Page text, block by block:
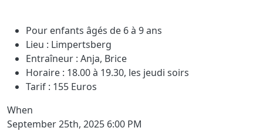
Pour enfants âgés de 6 à 9 ans
Lieu : Limpertsberg
Entraîneur : Anja, Brice
Horaire : 18.00 à 19.30, les jeudi soirs
Tarif : 155 Euros
When
September 25th, 2025 6:00 PM